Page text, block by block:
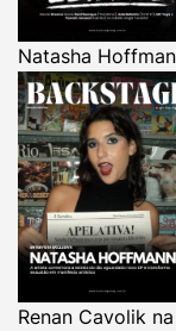
Natasha
Renan Cavolik